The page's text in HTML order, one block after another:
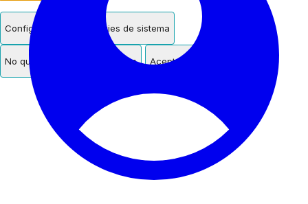
Configurar Solo cookies de sistema
No quiero cookies de terceros Aceptar cookies